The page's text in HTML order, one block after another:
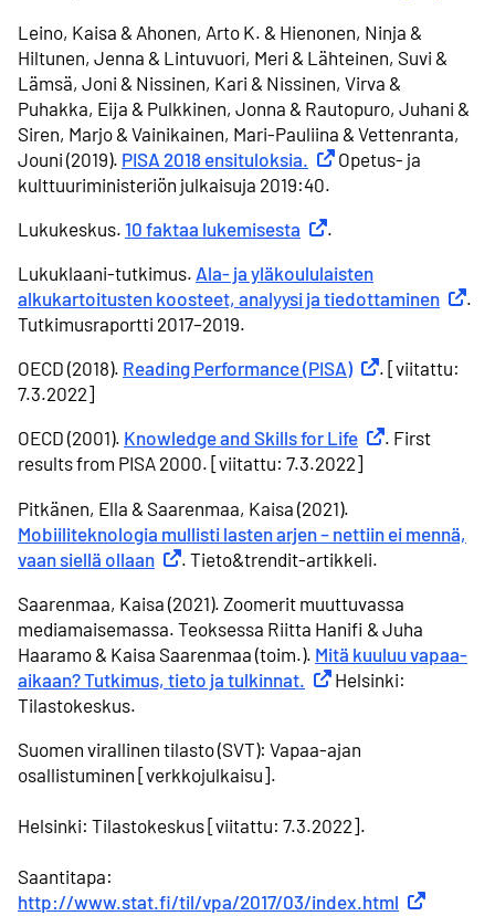
Leino, Kaisa & Ahonen, Arto K. & Hienonen, Ninja &
Hiltunen, Jenna & Lintuvuori, Meri & Lähteinen, Suvi &
Lämsä, Joni & Nissinen, Kari & Nissinen, Virva &
Puhakka, Eija & Pulkkinen, Jonna & Rautopuro, Juhani &
Siren, Marjo & Vainikainen, Mari-Pauliina & Vettenranta,
Jouni (2019). PISA 2018 ensituloksia. Ulkoinen linkki
Opetus- ja
kulttuuriministeriön julkaisuja 2019:40.
Lukukeskus. 10 faktaa lukemisesta Ulkoinen linkki
.
Lukuklaani-tutkimus. Ala- ja yläkoululaisten
alkukartoitusten koosteet, analyysi ja tiedottaminen
.
Tutkimusraportti 2017–2019.
OECD (2018). Reading Performance (PISA) Ulkoinen linkki
. [viitattu:
7.3.2022]
OECD (2001). Knowledge and Skills for Life Ulkoinen linkki
. First
results from PISA 2000. [viitattu: 7.3.2022]
Pitkänen, Ella & Saarenmaa, Kaisa (2021).
Mobiiliteknologia mullisti lasten arjen – nettiin ei mennä,
vaan siellä ollaan Ulkoinen linkki
. Tieto&trendit-artikkeli.
Saarenmaa, Kaisa (2021). Zoomerit muuttuvassa
mediamaisemassa. Teoksessa Riitta Hanifi & Juha
Haaramo & Kaisa Saarenmaa (toim.). Mitä kuuluu vapaa-
aikaan? Tutkimus, tieto ja tulkinnat.
Ulkoinen linkki
Helsinki:
Tilastokeskus.
Suomen virallinen tilasto (SVT): Vapaa-ajan
osallistuminen [verkkojulkaisu].
Helsinki: Tilastokeskus [viitattu: 7.3.2022].
Saantitapa:
http://www.stat.fi/til/vpa/2017/03/index.html Ulkoinen